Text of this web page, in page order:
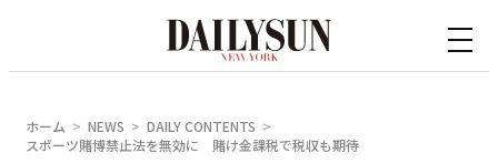
ホーム NEWS
DAILY CONTENTS
スポーツ賭博禁止法を無効に 賭け金課税で税収も期待